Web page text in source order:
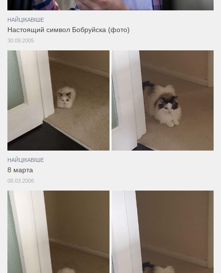
НАЙЦІКАВІШЕ
Настоящий символ Бобруйска (фото)
30.09.2005
НАЙЦІКАВІШЕ
8 марта
08.03.2006